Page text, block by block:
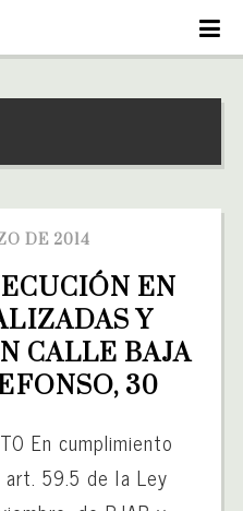
DE 2014
EN
Y
CALLE BAJA
30
En cumplimiento
59.5 de la Ley